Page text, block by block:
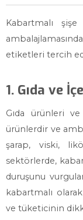
Kabartmalı
etiketleri tercih
1. Gıda ve
Gıda ürünleri
ürünlerdir ve
şarap, viski,
sektörlerde,
duruşunu
kabartmalı
ve tüketicinin